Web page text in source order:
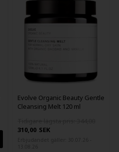
Evolve Organic Beauty Gentle
Cleansing Melt 120 ml
310,00 SEK